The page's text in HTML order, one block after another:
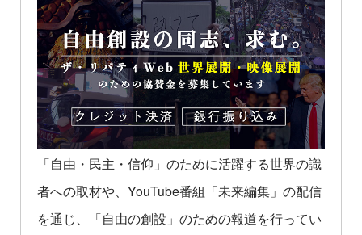
「自由・民主・信仰」のために活躍する世界の識
者への取材や、YouTube番組「未来編集」の配信
を通じ、「自由の創設」のための報道を行ってい